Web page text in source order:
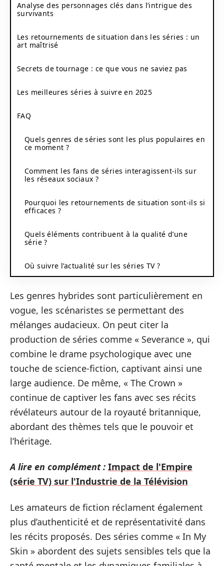
Analyse des personnages clés dans l’intrigue des
survivants
Les retournements de situation dans les séries : un
art maîtrisé
Secrets de tournage : ce que vous ne saviez pas
Les meilleures séries à suivre en 2025
FAQ
Quels genres de séries sont les plus populaires en
ce moment ?
Comment les fans de séries interagissent-ils sur
les réseaux sociaux ?
Pourquoi les retournements de situation sont-ils si
efficaces ?
Quels éléments contribuent à la qualité d’une
série ?
Où suivre l’actualité sur les séries TV ?
Les genres hybrides sont particulièrement en
vogue, les scénaristes se permettant des
mélanges audacieux. On peut citer la
production de séries comme « Severance », qui
combine le drame psychologique avec une
touche de science-fiction, captivant ainsi une
large audience. De même, « The Crown »
continue de captiver les fans avec ses récits
révélateurs autour de la royauté britannique,
abordant des thèmes tels que le pouvoir et
l’héritage.
A lire en complément : Impact de l'Empire
(série TV) sur l'Industrie de la Télévision
Les amateurs de fiction réclament également
plus d’authenticité et de représentativité dans
les récits proposés. Des séries comme « In My
Skin » abordent des sujets sensibles tels que la